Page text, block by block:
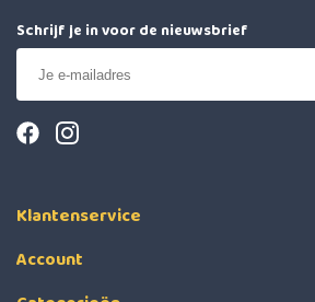
Schrijf je in voor de nieuwsbrief
Klantenservice
Account